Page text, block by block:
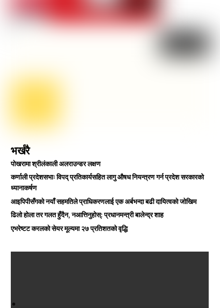
भर्खरै
पोखरामा श्रीलंकाली अलराउन्डर लक्षण
कर्णाली प्रदेशसभाः विपद् प्रतिकार्यसहित लागु औषध नियन्त्रण गर्न प्रदेश सरकारको
ध्यानाकर्षण
आइपिपीसँगको नयाँ सहमतिले प्राधिकरणलाई एक अर्बभन्दा बढी दायित्वको जोखिम
ढिलो होला तर गलत हुँदैन, नआत्तिनुहोस्: प्रधानमन्त्री बालेन्द्र शाह
एभरेष्टट करलको सेयर मूल्यमा २७ प्रतिशतको वृद्धि